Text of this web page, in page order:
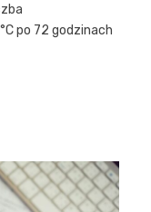
po 72 godzinach